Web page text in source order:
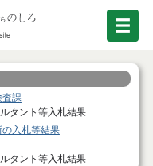
査課
タント等入札結果
の入札等結果
タント等入札結果